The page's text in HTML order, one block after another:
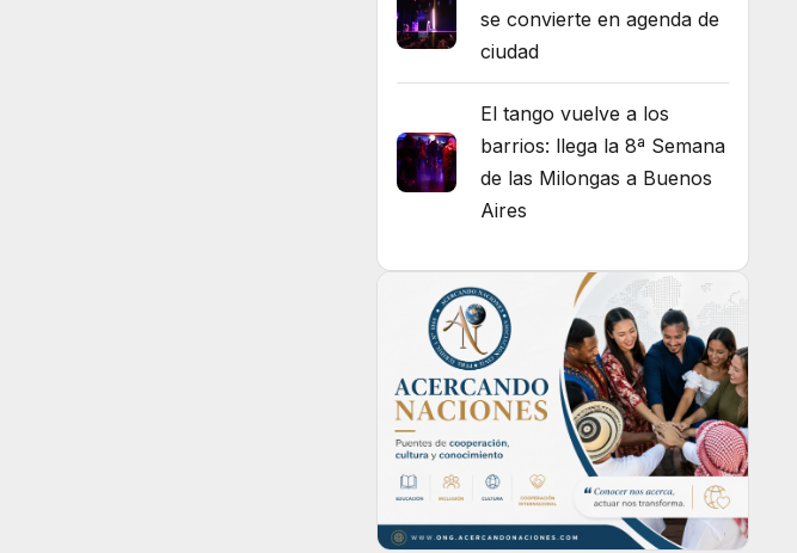
se convierte en agenda de
ciudad
El tango vuelve a los
barrios: llega la 8ª Semana
de las Milongas a Buenos
Aires